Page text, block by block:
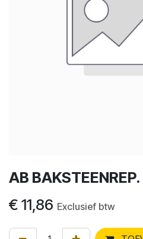
AB
€ 11,86 Exclusief btw